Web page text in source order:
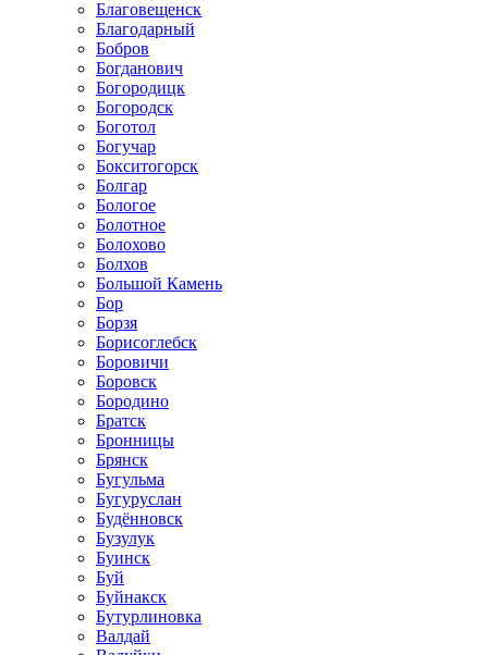
Благовещенск
Благодарный
Бобров
Богданович
Богородицк
Богородск
Боготол
Богучар
Бокситогорск
Болгар
Бологое
Болотное
Болохово
Болхов
Большой Камень
Бор
Борзя
Борисоглебск
Боровичи
Боровск
Бородино
Братск
Бронницы
Брянск
Бугульма
Бугуруслан
Будённовск
Бузулук
Буинск
Буй
Буйнакск
Бутурлиновка
Валдай